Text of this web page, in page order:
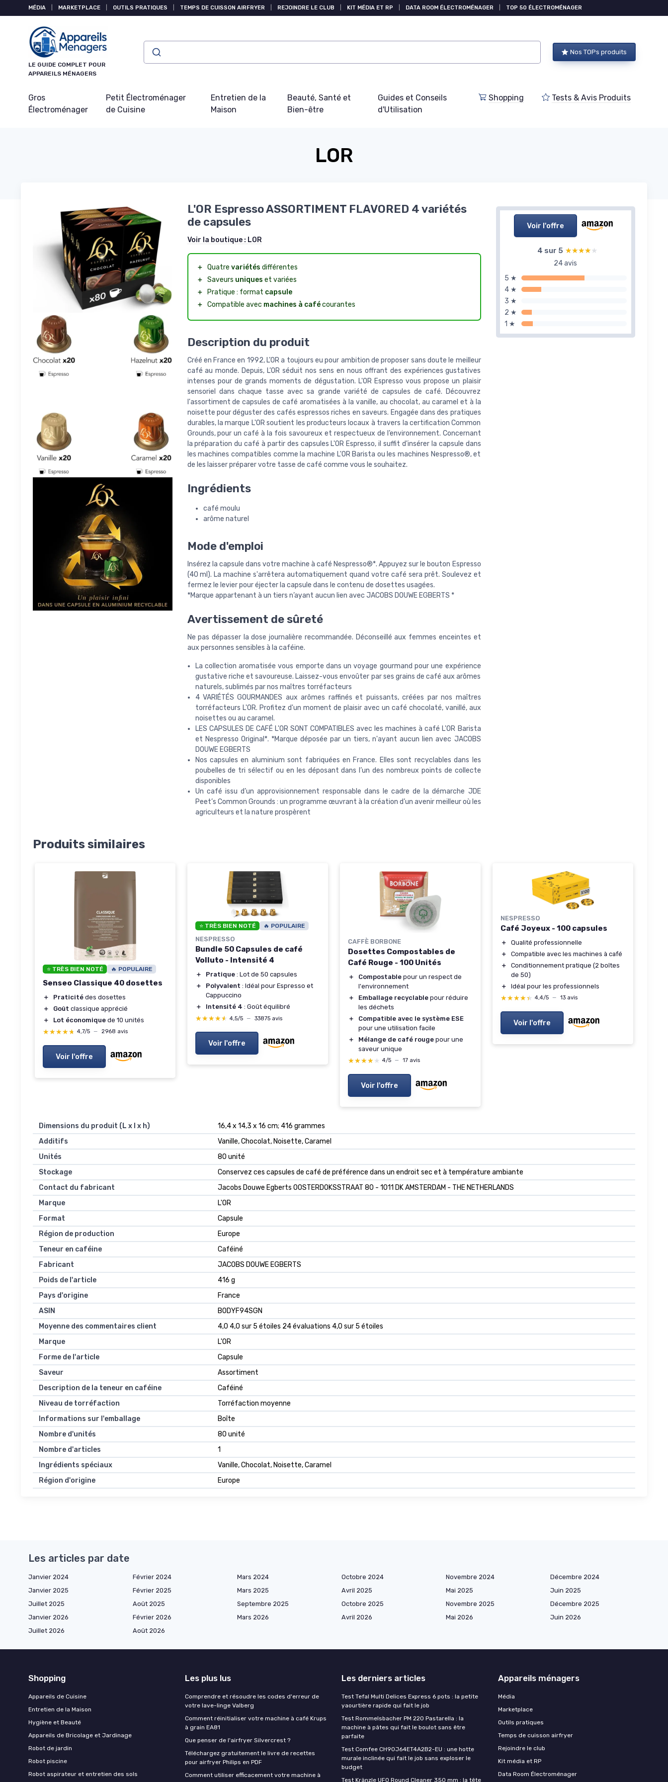
MÉDIA MARKETPLACE OUTILS PRATIQUES TEMPS DE CUISSON AIRFRYER REJOINDRE LE CLUB KIT MÉDIA ET RP DATA ROOM ÉLECTROMÉNAGER TOP 50 ÉLECTROMÉNAGER
LE GUIDE COMPLET POUR
APPAREILS MÉNAGERS
Nos TOPs produits
Gros
Électroménager
Petit Électroménager
de Cuisine
Entretien de la
Maison
Beauté, Santé et
Bien-être
Guides et Conseils
d'Utilisation
Shopping Tests & Avis Produits
LOR
Voir l'offre
4 sur 5 ★★★★★
★★★★★
24 avis
5 ★
4 ★
3 ★
2 ★
1 ★
L'OR Espresso ASSORTIMENT FLAVORED 4 variétés
de capsules
Voir la boutique : LOR
＋ Quatre variétés différentes
＋ Saveurs uniques et variées
＋
Pratique : format capsule
＋ Compatible avec machines à cafécourantes
Description du produit
Créé en France en 1992, L’OR a toujours eu pour ambition de proposer sans doute le meilleur
café au monde. Depuis, L’OR séduit nos sens en nous offrant des expériences gustatives
intenses pour de grands moments de dégustation. L'OR Espresso vous propose un plaisir
sensoriel dans chaque tasse avec sa grande variété de capsules de café. Découvrez
l'assortiment de capsules de café aromatisées à la vanille, au chocolat, au caramel et à la
noisette pour déguster des cafés espressos riches en saveurs. Engagée dans des pratiques
durables, la marque L'OR soutient les producteurs locaux à travers la certification Common
Grounds, pour un café à la fois savoureux et respectueux de l’environnement. Concernant
la préparation du café à partir des capsules L'OR Espresso, il suffit d'insérer la capsule dans
les machines compatibles comme la machine L'OR Barista ou les machines Nespresso®, et
de les laisser préparer votre tasse de café comme vous le souhaitez.
Ingrédients
café moulu
arôme naturel
Mode d'emploi
Insérez la capsule dans votre machine à café Nespresso®*. Appuyez sur le bouton Espresso
(40 ml). La machine s'arrêtera automatiquement quand votre café sera prêt. Soulevez et
fermez le levier pour éjecter la capsule dans le contenu de dosettes usagées.
*Marque appartenant à un tiers n’ayant aucun lien avec JACOBS DOUWE EGBERTS *
Avertissement de sûreté
Ne pas dépasser la dose journalière recommandée. Déconseillé aux femmes enceintes et
aux personnes sensibles à la caféine.
La collection aromatisée vous emporte dans un voyage gourmand pour une expérience
gustative riche et savoureuse. Laissez-vous envoûter par ses grains de café aux arômes
naturels, sublimés par nos maîtres torréfacteurs
4 VARIÉTÉS GOURMANDES aux arômes raffinés et puissants, créées par nos maîtres
torréfacteurs L'OR. Profitez d'un moment de plaisir avec un café chocolaté, vanillé, aux
noisettes ou au caramel.
LES CAPSULES DE CAFÉ L'OR SONT COMPATIBLES avec les machines à café L'OR Barista
et Nespresso Original*. *Marque déposée par un tiers, n'ayant aucun lien avec JACOBS
DOUWE EGBERTS
Nos capsules en aluminium sont fabriquées en France. Elles sont recyclables dans les
poubelles de tri sélectif ou en les déposant dans l’un des nombreux points de collecte
disponibles
Un café issu d’un approvisionnement responsable dans le cadre de la démarche JDE
Peet’s Common Grounds : un programme œuvrant à la création d’un avenir meilleur où les
agriculteurs et la nature prospèrent
Produits similaires
⭐ TRÈS BIEN NOTÉ 🔥 POPULAIRE
Senseo Classique 40 dosettes
＋ Praticité des dosettes
＋
Goût classique apprécié
＋
Lot économique de 10 unités
★★★★★
★★★★★ 4,7/5 — 2968 avis
Voir l'offre
⭐ TRÈS BIEN NOTÉ 🔥 POPULAIRE
NESPRESSO
Bundle 50 Capsules de café
Volluto - Intensité 4
＋ Pratique : Lot de 50 capsules
＋
Polyvalent : Idéal pour Espresso et
Cappuccino
＋
Intensité 4 : Goût équilibré
★★★★★
★★★★★ 4,5/5 — 33875 avis
Voir l'offre
CAFFÈ BORBONE
Dosettes Compostables de
Café Rouge - 100 Unités
＋ Compostable pour un respect de
l'environnement
＋
Emballage recyclable pour réduire
les déchets
＋
Compatible avec le système ESE
pour une utilisation facile
＋
Mélange de café rouge pour une
saveur unique
★★★★★
★★★★★ 4/5 — 17 avis
Voir l'offre
NESPRESSO
Café Joyeux - 100 capsules
＋
Qualité professionnelle
＋
Compatible avec les machines à café
＋
Conditionnement pratique (2 boîtes
de 50)
＋
Idéal pour les professionnels
★★★★★
★★★★★ 4,4/5 — 13 avis
Voir l'offre
Dimensions du produit (L x l x h)
‎16,4 x 14,3 x 16 cm; 416 grammes
Additifs
‎Vanille, Chocolat, Noisette, Caramel
Unités
‎80 unité
Stockage
‎Conservez ces capsules de café de préférence dans un endroit sec et à température ambiante
Contact du fabricant
‎Jacobs Douwe Egberts OOSTERDOKSSTRAAT 80 - 1011 DK AMSTERDAM - THE NETHERLANDS
Marque
‎L'OR
Format
‎Capsule
Région de production
‎Europe
Teneur en caféine
‎Caféiné
Fabricant
‎JACOBS DOUWE EGBERTS
Poids de l'article
‎416 g
Pays d'origine
‎France
ASIN
B0DYF94SGN
Moyenne des commentaires client
4,0 4,0 sur 5 étoiles 24 évaluations 4,0 sur 5 étoiles
Marque
L'OR
Forme de l'article
Capsule
Saveur
Assortiment
Description de la teneur en caféine
Caféiné
Niveau de torréfaction
Torréfaction moyenne
Informations sur l'emballage
Boîte
Nombre d'unités
80 unité
Nombre d'articles
1
Ingrédients spéciaux
Vanille, Chocolat, Noisette, Caramel
Région d'origine
Europe
Les articles par date
Janvier 2024 Février 2024 Mars 2024 Octobre 2024 Novembre 2024
Décembre 2024
Janvier 2025
Février 2025 Mars 2025 Avril 2025 Mai 2025
Juin 2025
Juillet 2025
Août 2025 Septembre 2025 Octobre 2025 Novembre 2025
Décembre 2025
Janvier 2026
Février 2026 Mars 2026 Avril 2026 Mai 2026
Juin 2026
Juillet 2026
Août 2026
Shopping
Appareils de Cuisine
Entretien de la Maison
Hygiène et Beauté
Appareils de Bricolage et Jardinage
Robot de jardin
Robot piscine
Robot aspirateur et entretien des sols
Les plus lus
Comprendre et résoudre les codes d'erreur de
votre lave-linge Valberg
Comment réinitialiser votre machine à café Krups
à grain EA81
Que penser de l'airfryer Silvercrest ?
Téléchargez gratuitement le livre de recettes
pour airfryer Philips en PDF
Comment utiliser efficacement votre machine à
Les derniers articles
Test Tefal Multi Delices Express 6 pots : la petite
yaourtière rapide qui fait le job
Test Rommelsbacher PM 220 Pastarella : la
machine à pâtes qui fait le boulot sans être
parfaite
Test Comfee CH90J64ET4A2B2-EU : une hotte
murale inclinée qui fait le job sans exploser le
budget
Test Kränzle UFO Round Cleaner 350 mm : la tête
Appareils ménagers
Média
Marketplace
Outils pratiques
Temps de cuisson airfryer
Rejoindre le club
Kit média et RP
Data Room Électroménager
Panneau de gestion des cookies